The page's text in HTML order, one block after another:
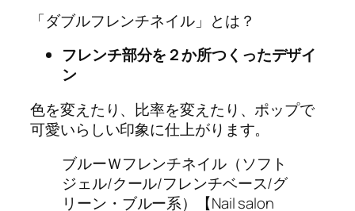
「ダブルフレンチネイル」とは？
フレンチ部分を２か所つくったデザイ
ン
色を変えたり、比率を変えたり、ポップで
可愛いらしい印象に仕上がります。
ブルーＷフレンチネイル（ソフト
ジェル/クール/フレンチベース/グ
リーン・ブルー系）【Nail salon